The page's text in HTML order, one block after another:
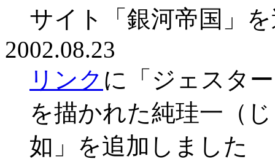
サイト「銀河帝国」
2002.08.23
リンク に「ジェスタ
を描かれた純珪一（
如」を追加しました